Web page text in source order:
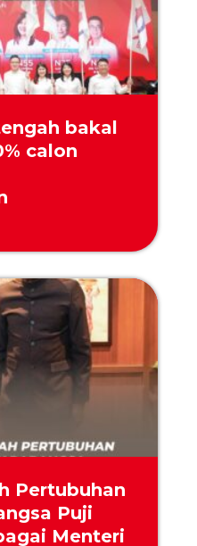
bakal
calon
Pertubuhan
Puji
Menteri